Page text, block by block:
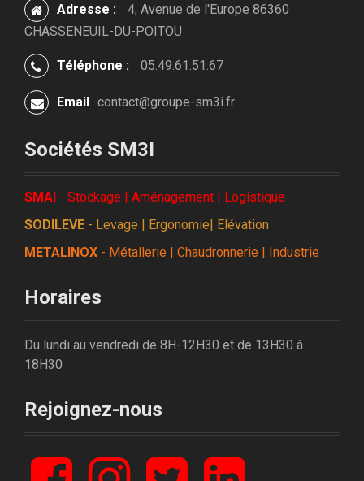
Adresse :
4, Avenue de l'Europe 86360
CHASSENEUIL-DU-POITOU
Téléphone : 05.49.61.51.67
Email contact@groupe-sm3i.fr
Sociétés SM3I
SMAI - Stockage | Aménagement | Logistique
SODILEVE - Levage | Ergonomie| Elévation
METALINOX - Métallerie | Chaudronnerie | Industrie
Horaires
Du lundi au vendredi de 8H-12H30 et de 13H30 à
18H30
Rejoignez-nous
F
I
T
L